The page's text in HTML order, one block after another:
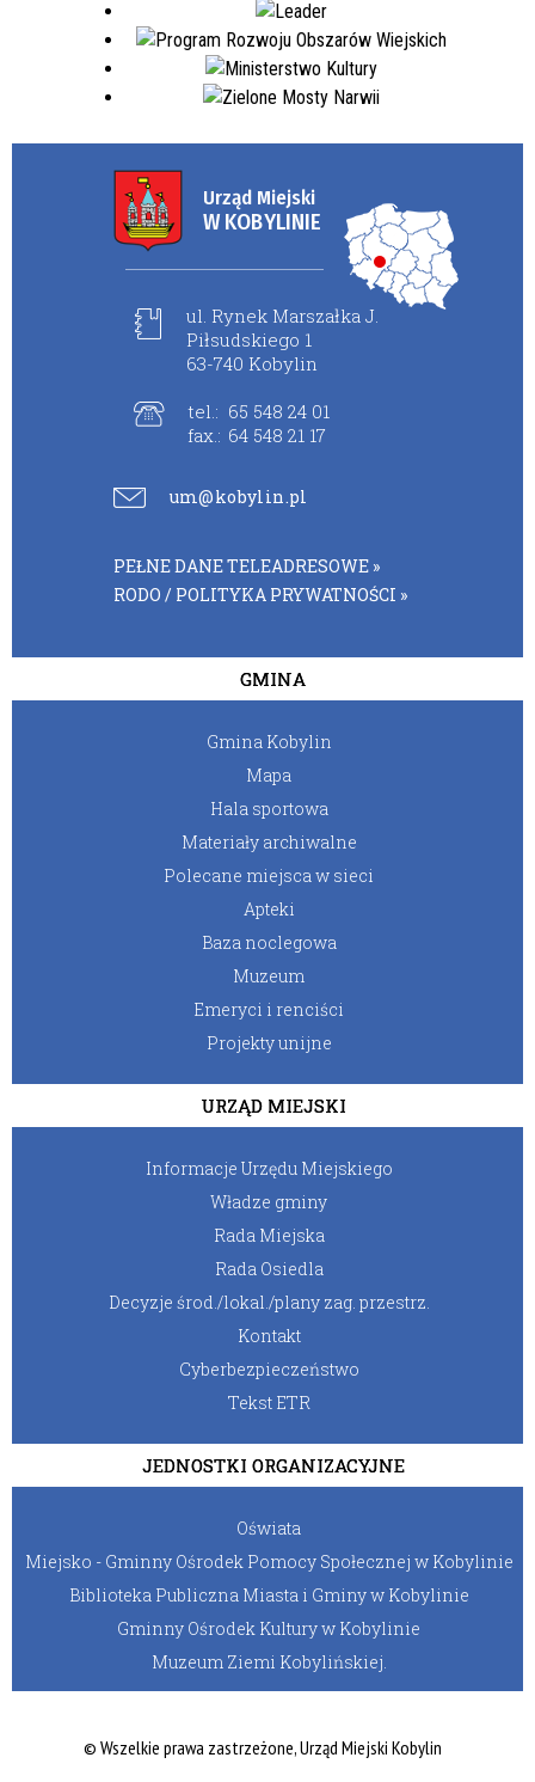
Urząd Miejski
W KOBYLINIE
ul. Rynek Marszałka J.
Piłsudskiego 1
63-740 Kobylin
tel.: 65 548 24 01
fax.: 64 548 21 17
um@kobylin.pl
PEŁNE DANE TELEADRESOWE »
RODO / POLITYKA PRYWATNOŚCI »
GMINA
Gmina Kobylin
Mapa
Hala sportowa
Materiały archiwalne
Polecane miejsca w sieci
Apteki
Baza noclegowa
Muzeum
Emeryci i renciści
Projekty unijne
URZĄD MIEJSKI
Informacje Urzędu Miejskiego
Władze gminy
Rada Miejska
Rada Osiedla
Decyzje środ./lokal./plany zag. przestrz.
Kontakt
Cyberbezpieczeństwo
Tekst ETR
JEDNOSTKI ORGANIZACYJNE
Oświata
Miejsko - Gminny Ośrodek Pomocy Społecznej w Kobylinie
Biblioteka Publiczna Miasta i Gminy w Kobylinie
Gminny Ośrodek Kultury w Kobylinie
Muzeum Ziemi Kobylińskiej.
© Wszelkie prawa zastrzeżone, Urząd Miejski Kobylin